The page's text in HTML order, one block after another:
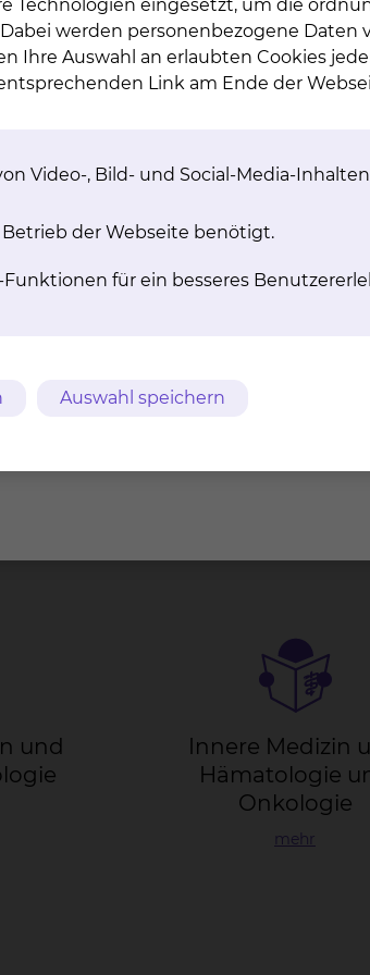
/ Altersmedizin
+49 531 595 3400
Per E-Mail kontaktieren
+49 531 595 4536
und
In­ne­re Me­di­zin
Hä­ma­to­lo­gie
On­ko­lo­gie
mehr
Technologien eingesetzt, um die
werden personenbezogene Daten
Ihre Auswahl an erlaubten Cookies
Link am Ende der
Video-, Bild- und Social-Media-
der Webseite benötigt.
für ein besseres
Auswahl speichern